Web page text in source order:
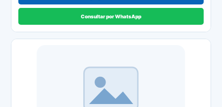
Consultar por WhatsApp